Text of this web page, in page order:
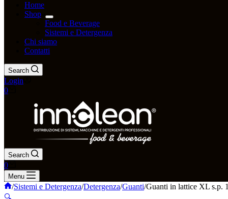
Home
Shop
Food e Beverage
Sistemi e Detergenza
Chi siamo
Contatti
Search
Login
0
Search
0
Menu
/Sistemi e Detergenza/Detergenza/Guanti/Guanti in lattice XL s.p.
🔍